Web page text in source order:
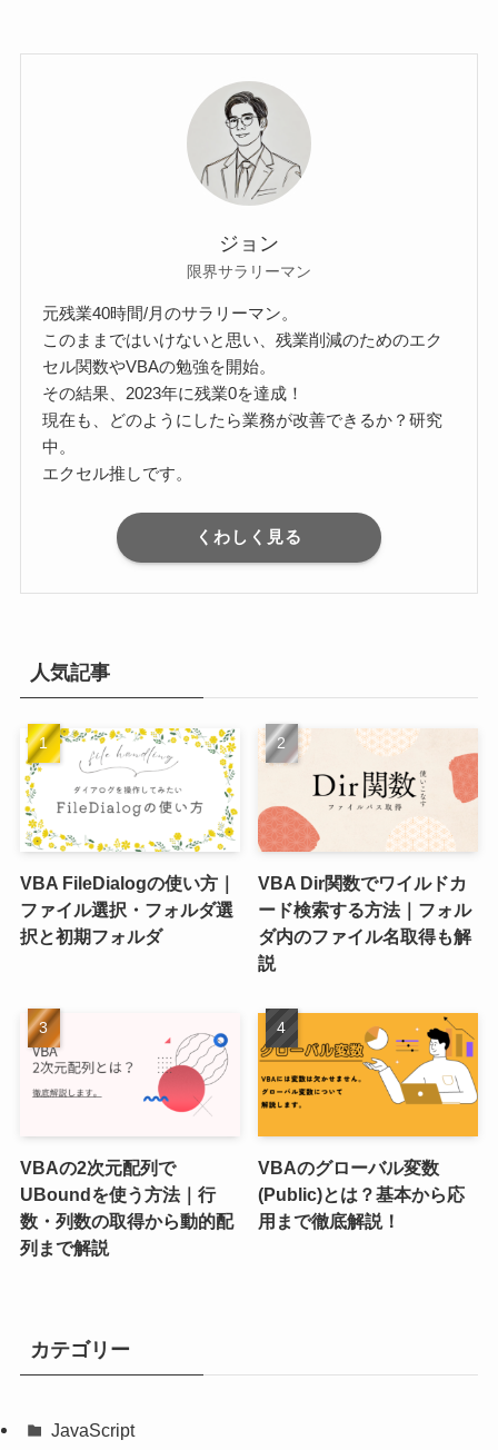
ジョン
限界サラリーマン
元残業40時間/月のサラリーマン。
このままではいけないと思い、残業削減のためのエク
セル関数やVBAの勉強を開始。
その結果、2023年に残業0を達成！
現在も、どのようにしたら業務が改善できるか？研究
中。
エクセル推しです。
くわしく見る
人気記事
VBA FileDialogの使い方｜
ファイル選択・フォルダ選
択と初期フォルダ
VBA Dir関数でワイルドカ
ード検索する方法｜フォル
ダ内のファイル名取得も解
説
VBAの2次元配列で
UBoundを使う方法｜行
数・列数の取得から動的配
列まで解説
VBAのグローバル変数
(Public)とは？基本から応
用まで徹底解説！
カテゴリー
JavaScript